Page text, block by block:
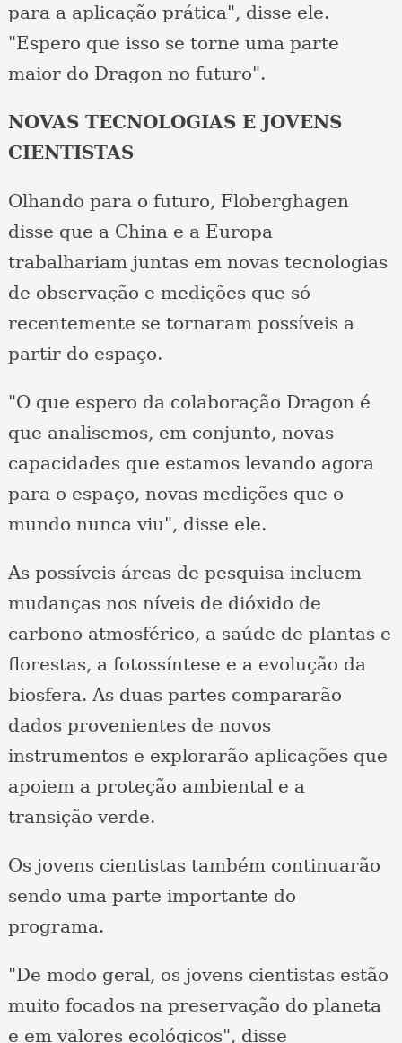
para a aplicação prática", disse ele.
"Espero que isso se torne uma parte
maior do Dragon no futuro".
NOVAS TECNOLOGIAS E JOVENS
CIENTISTAS
Olhando para o futuro, Floberghagen
disse que a China e a Europa
trabalhariam juntas em novas tecnologias
de observação e medições que só
recentemente se tornaram possíveis a
partir do espaço.
"O que espero da colaboração Dragon é
que analisemos, em conjunto, novas
capacidades que estamos levando agora
para o espaço, novas medições que o
mundo nunca viu", disse ele.
As possíveis áreas de pesquisa incluem
mudanças nos níveis de dióxido de
carbono atmosférico, a saúde de plantas e
florestas, a fotossíntese e a evolução da
biosfera. As duas partes compararão
dados provenientes de novos
instrumentos e explorarão aplicações que
apoiem a proteção ambiental e a
transição verde.
Os jovens cientistas também continuarão
sendo uma parte importante do
programa.
"De modo geral, os jovens cientistas estão
muito focados na preservação do planeta
e em valores ecológicos", disse